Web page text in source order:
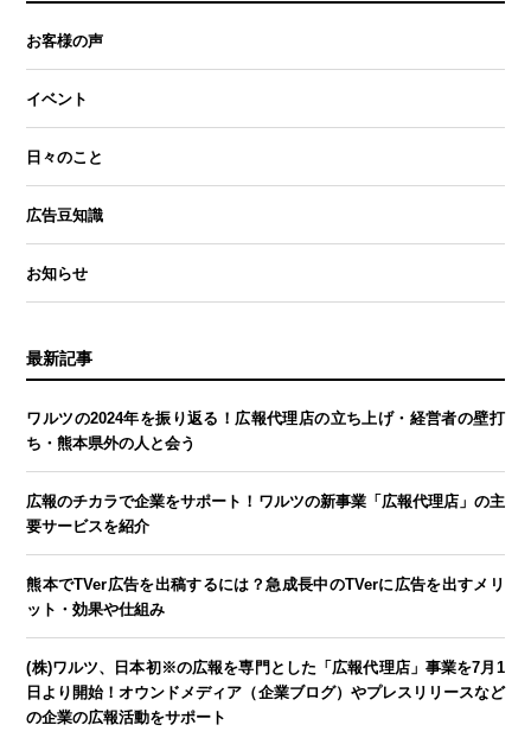
お客様の声
イベント
日々のこと
広告豆知識
お知らせ
最新記事
ワルツの2024年を振り返る！広報代理店の立ち上げ・経営者の壁打
ち・熊本県外の人と会う
広報のチカラで企業をサポート！ワルツの新事業「広報代理店」の主
要サービスを紹介
熊本でTVer広告を出稿するには？急成長中のTVerに広告を出すメリ
ット・効果や仕組み
(株)ワルツ、日本初※の広報を専門とした「広報代理店」事業を7月1
日より開始！オウンドメディア（企業ブログ）やプレスリリースなど
の企業の広報活動をサポート